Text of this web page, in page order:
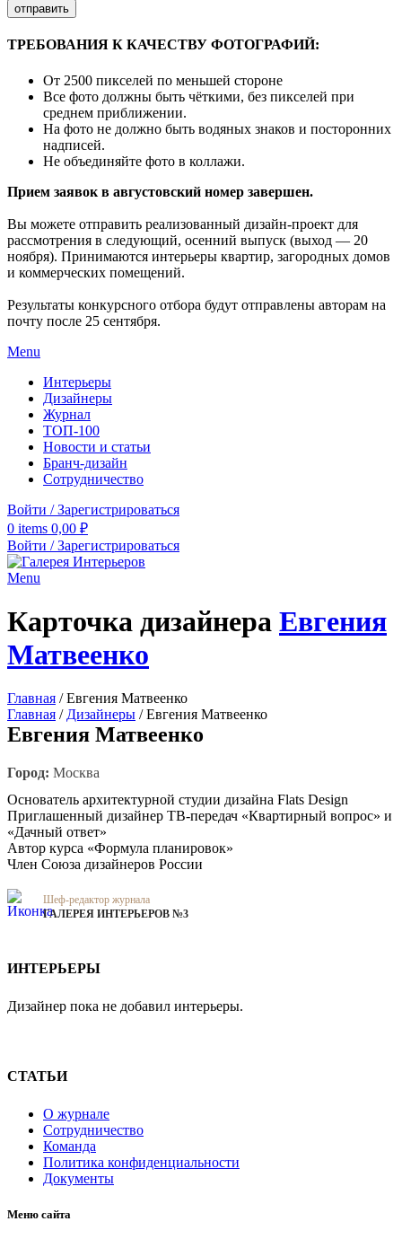
отправить
ТРЕБОВАНИЯ К КАЧЕСТВУ ФОТОГРАФИЙ:
От 2500 пикселей по меньшей стороне
Все фото должны быть чёткими, без пикселей при
среднем приближении.
На фото не должно быть водяных знаков и посторонних
надписей.
Не объединяйте фото в коллажи.
Прием заявок в августовский номер завершен.
Вы можете отправить реализованный дизайн-проект для
рассмотрения в следующий, осенний выпуск (выход — 20
ноября). Принимаются интерьеры квартир, загородных домов
и коммерческих помещений.
Результаты конкурсного отбора будут отправлены авторам на
почту после 25 сентября.
Menu
Интерьеры
Дизайнеры
Журнал
ТОП-100
Новости и статьи
Бранч-дизайн
Сотрудничество
Войти / Зарегистрироваться
0 items 0,00 ₽
Войти / Зарегистрироваться
Menu
Карточка дизайнера Евгения
Матвеенко
Главная /Евгения Матвеенко
Главная /Дизайнеры /Евгения Матвеенко
Евгения Матвеенко
Город: Москва
Основатель архитектурной студии дизайна Flats Design
Приглашенный дизайнер ТВ-передач «Квартирный вопрос» и
«Дачный ответ»
Автор курса «Формула планировок»
Член Союза дизайнеров России
Шеф-редактор журнала
ГАЛЕРЕЯ ИНТЕРЬЕРОВ №3
ИНТЕРЬЕРЫ
Дизайнер пока не добавил интерьеры.
СТАТЬИ
О журнале
Сотрудничество
Команда
Политика конфиденциальности
Документы
Меню сайта